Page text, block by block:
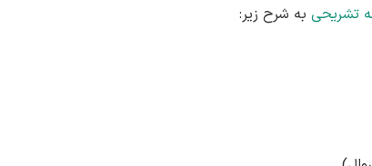
تشریحی به شرح زیر: